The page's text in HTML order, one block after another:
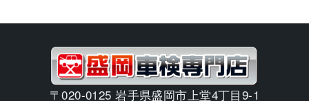
〒020-0125 岩手県盛岡市上堂4丁目9-1